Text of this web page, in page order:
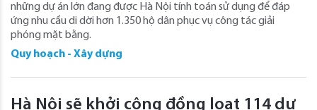
những dự án lớn đang được Hà Nội tính toán sử dụng để đáp
ứng nhu cầu di dời hơn 1.350 hộ dân phục vụ công tác giải
phóng mặt bằng.
Quy hoạch - Xây dựng
Hà Nội sẽ khởi công đồng loạt 114 dự